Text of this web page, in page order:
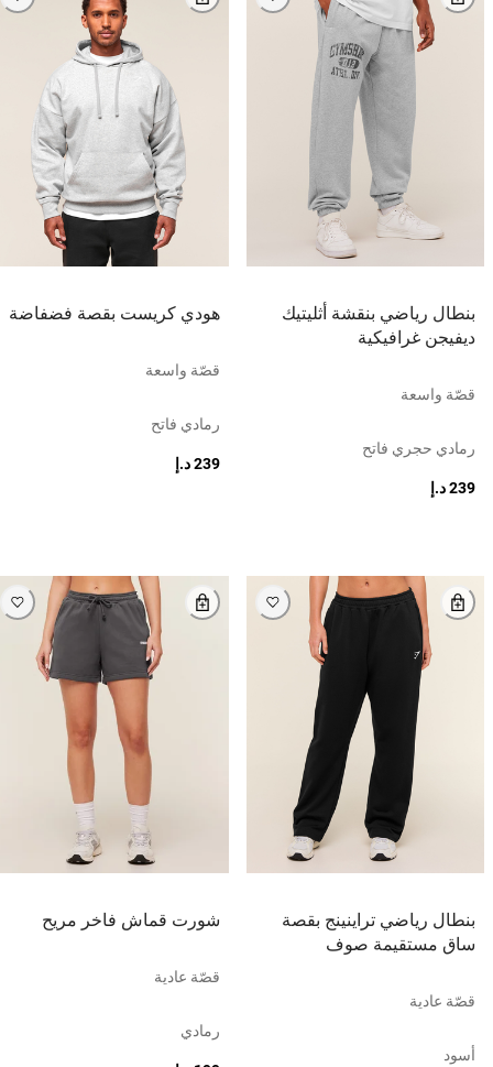
بنطال رياضي بنقشة أثليتيك
ديفيجن غرافيكية
قصّة واسعة
رمادي حجري فاتح
239 د.إ
هودي كريست بقصة فضفاضة
قصّة واسعة
رمادي فاتح
239 د.إ
بنطال رياضي تراينينج بقصة
ساق مستقيمة صوف
قصّة عادية
أسود
شورت قماش فاخر مريح
قصّة عادية
رمادي